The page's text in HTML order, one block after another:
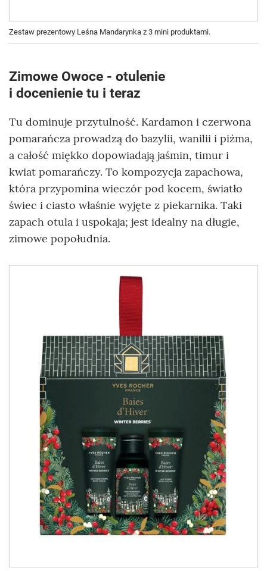
Zestaw prezentowy Leśna Mandarynka z 3 mini produktami.
Zimowe Owoce - otulenie
i docenienie tu i teraz
Tu dominuje przytulność. Kardamon i czerwona
pomarańcza prowadzą do bazylii, wanilii i piżma,
a całość miękko dopowiadają jaśmin, timur i
kwiat pomarańczy. To kompozycja zapachowa,
która przypomina wieczór pod kocem, światło
świec i ciasto właśnie wyjęte z piekarnika. Taki
zapach otula i uspokaja; jest idealny na długie,
zimowe popołudnia.